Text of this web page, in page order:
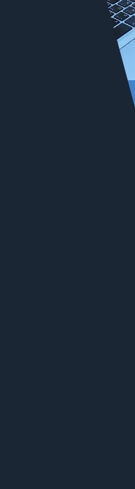
Кроме
России, СНГ
Вывод из-
получения
Аудиты,
мониторинг